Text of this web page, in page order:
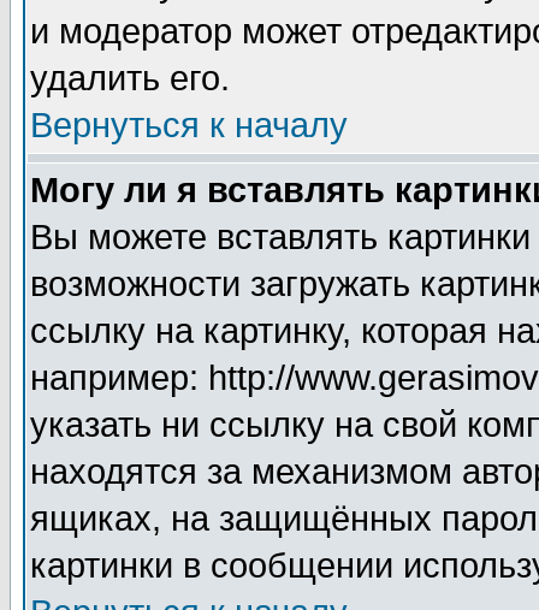
и модератор может
удалить его.
Вернуться к началу
Могу ли я вставлять
Вы можете вставлять
возможности загружать
ссылку на картинку, которая
например: http://
указать ни ссылку на свой
находятся за механизмом
ящиках, на защищённых
картинки в сообщении